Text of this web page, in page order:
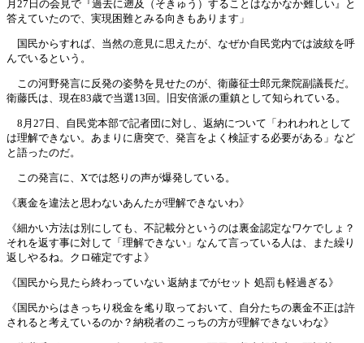
月27日の会見で『過去に遡及（そきゅう）することはなかなか難しい』と
答えていたので、実現困難とみる向きもあります」
国民からすれば、当然の意見に思えたが、なぜか自民党内では波紋を呼
んでいるという。
この河野発言に反発の姿勢を見せたのが、衛藤征士郎元衆院副議長だ。
衛藤氏は、現在83歳で当選13回。旧安倍派の重鎮として知られている。
8月27日、自民党本部で記者団に対し、返納について「われわれとして
は理解できない。あまりに唐突で、発言をよく検証する必要がある」など
と語ったのだ。
この発言に、Xでは怒りの声が爆発している。
《裏金を違法と思わないあんたが理解できないわ》
《細かい方法は別にしても、不記載分というのは裏金認定なワケでしょ？
それを返す事に対して「理解できない」なんて言っている人は、また繰り
返しやるね。クロ確定ですよ》
《国民から見たら終わっていない 返納までがセット 処罰も軽過ぎる》
《国民からはきっちり税金を毟り取っておいて、自分たちの裏金不正は許
されると考えているのか？納税者のこっちの方が理解できないわな》